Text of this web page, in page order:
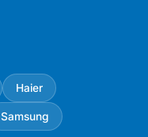
Haier
Samsung